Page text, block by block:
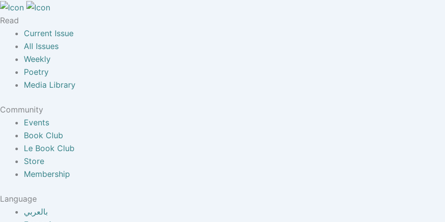
Read
Current Issue
All Issues
Weekly
Poetry
Media Library
Community
Events
Book Club
Le Book Club
Store
Membership
Language
بالعربي